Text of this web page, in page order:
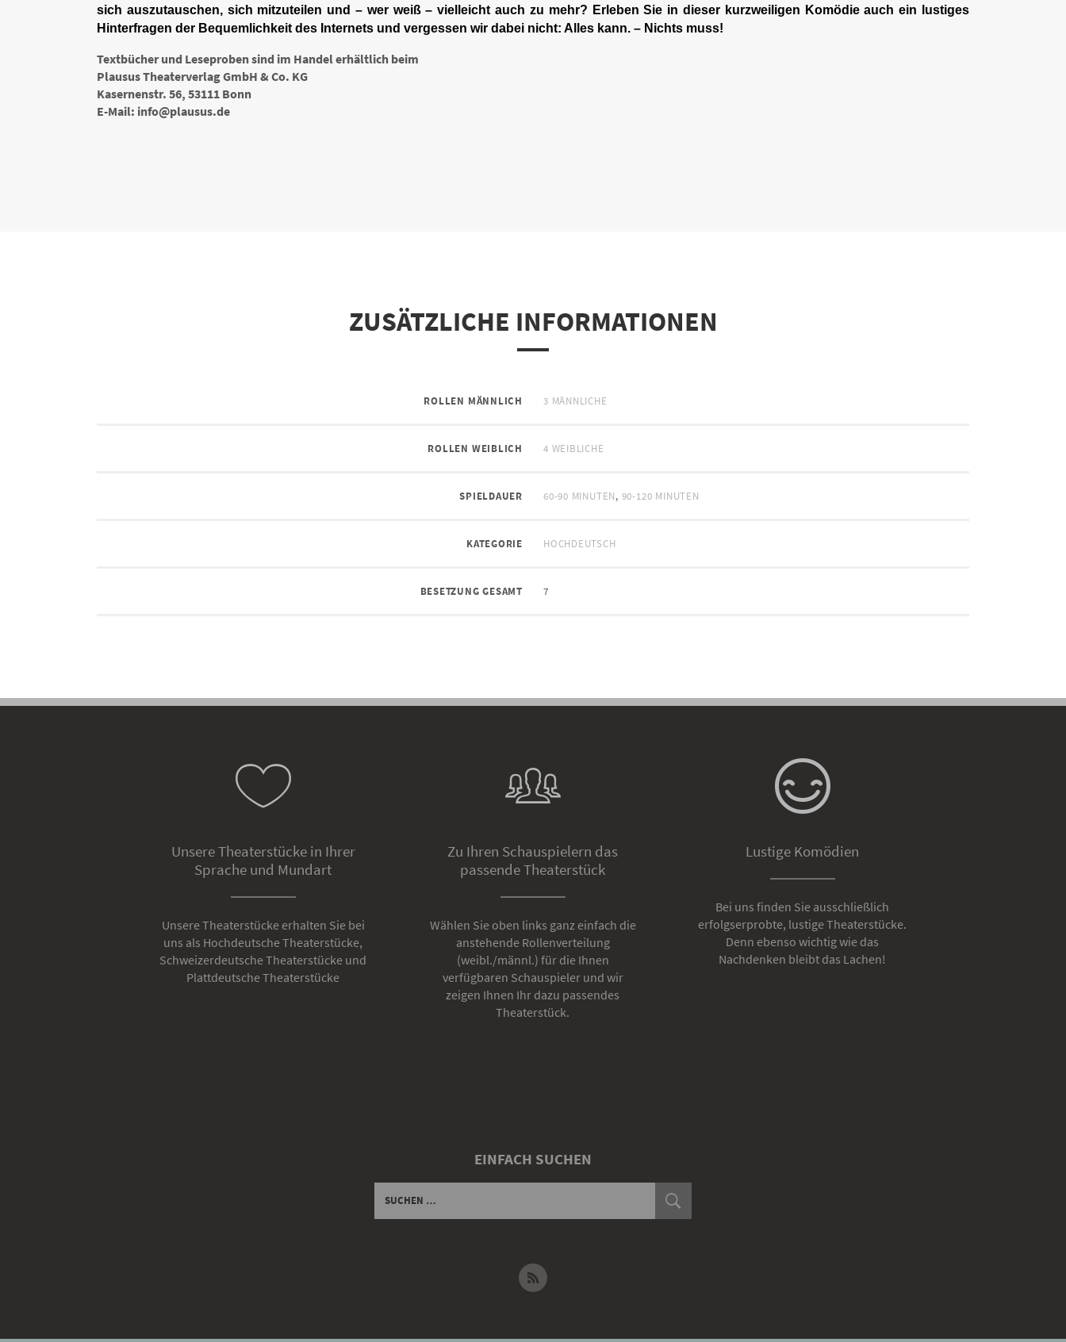
sich auszutauschen, sich mitzuteilen und – wer weiß – vielleicht auch zu mehr? Erleben Sie in dieser kurzweiligen Komödie auch ein lustiges
Hinterfragen der Bequemlichkeit des Internets und vergessen wir dabei nicht: Alles kann. – Nichts muss!
Textbücher und Leseproben sind im Handel erhältlich beim
Plausus Theaterverlag GmbH & Co. KG
Kasernenstr. 56, 53111 Bonn
E-Mail: info@plausus.de
ZUSÄTZLICHE INFORMATIONEN
ROLLEN MÄNNLICH 3 MÄNNLICHE
ROLLEN WEIBLICH 4 WEIBLICHE
SPIELDAUER 60-90 MINUTEN, 90-120 MINUTEN
KATEGORIE HOCHDEUTSCH
BESETZUNG GESAMT 7
Unsere Theaterstücke in Ihrer
Sprache und Mundart
Unsere Theaterstücke erhalten Sie bei
uns als Hochdeutsche Theaterstücke,
Schweizerdeutsche Theaterstücke und
Plattdeutsche Theaterstücke
Zu Ihren Schauspielern das
passende Theaterstück
Wählen Sie oben links ganz einfach die
anstehende Rollenverteilung
(weibl./männl.) für die Ihnen
verfügbaren Schauspieler und wir
zeigen Ihnen Ihr dazu passendes
Theaterstück.
Lustige Komödien
Bei uns finden Sie ausschließlich
erfolgserprobte, lustige Theaterstücke.
Denn ebenso wichtig wie das
Nachdenken bleibt das Lachen!
EINFACH SUCHEN